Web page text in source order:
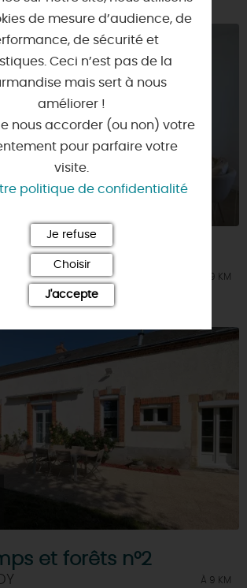
et forêts n°1
À 9 KM
et forêts n°2
À 9 KM
de mesure d’audience, de
de sécurité et
Ceci n’est pas de la
mais sert à nous
améliorer !
nous accorder (ou non) votre
pour parfaire votre
visite.
politique de confidentialité
Je refuse
Choisir
J'accepte